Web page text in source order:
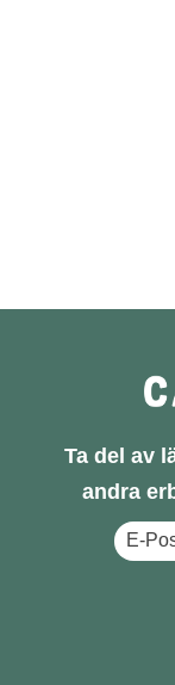
Ta del av
andra